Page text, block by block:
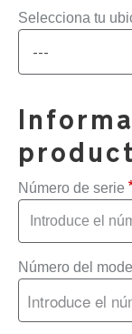
Selecciona tu
Número de serie
Número del